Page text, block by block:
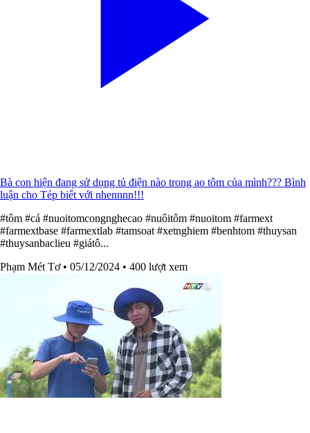
Bà con hiện đang sử dụng tủ điện nào trong ao tôm của mình??? Bình
luận cho Tép biết với nhennnn!!!
#tôm #cá #nuoitomcongnghecao #nuôitôm #nuoitom #farmext
#farmextbase #farmextlab #tamsoat #xetnghiem #benhtom #thuysan
#thuysanbaclieu #giátô...
Phạm Mét Tơ • 05/12/2024 • 400 lượt xem